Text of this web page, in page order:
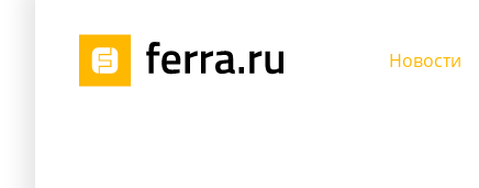
Новости